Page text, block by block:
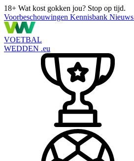
18+ Wat kost gokken jou? Stop op tijd.
Voorbeschouwingen Kennisbank Nieuws
VOETBAL
WEDDEN .eu